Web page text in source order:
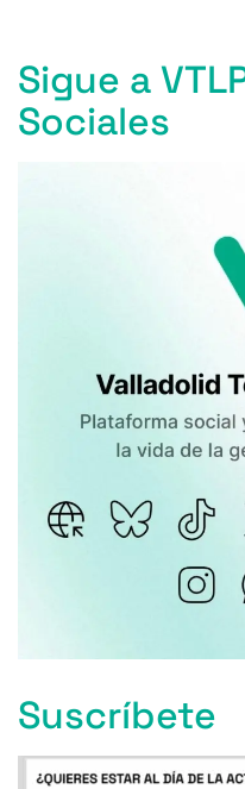
Sigue a
Sociales
Suscríbete